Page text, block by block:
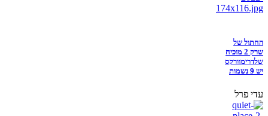
החתול של
שרק 2 מוכיח
שלדרימוורקס
יש 9 נשמות
עדי פרל